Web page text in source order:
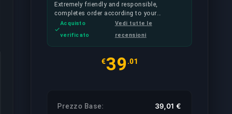
nella chat, così i tuoi amici non vedranno quando il
Extremely friendly and responsible,
completes order according to your
requirements (such as kd, agent selection)
and quick replies also can ask about
Acquisto
verificato
Vedi tutte le
recensioni
€39 .01
Prezzo Base: 39,01 €